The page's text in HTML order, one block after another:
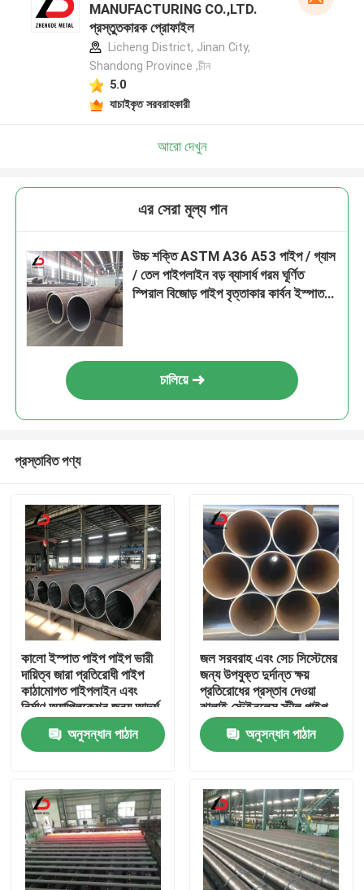
পণ্য
ভিডিও
MANUFACTURING CO.,LTD.
প্রস্তুতকারক প্রোফাইল
Licheng District, Jinan City,
Shandong Province ,চীন
5.0
যাচাইকৃত সরবরাহকারী
আরো দেখুন
এর সেরা মূল্য পান
উচ্চ শক্তি ASTM A36 A53 পাইপ / গ্যাস
/ তেল পাইপলাইন বড় ব্যাসার্ধ গরম ঘূর্ণিত
স্পিরাল বিজোড় পাইপ বৃত্তাকার কার্বন ইস্পাত
চালিয়ে
প্রস্তাবিত পণ্য
কালো ইস্পাত পাইপ পাইপ ভারী
দায়িত্ব জারা প্রতিরোধী পাইপ
কাঠামোগত পাইপলাইন এবং
নির্মাণ অ্যাপ্লিকেশন জন্য আদর্শ
অনুসন্ধান পাঠান
জল সরবরাহ এবং সেচ সিস্টেমের
জন্য উপযুক্ত দুর্দান্ত ক্ষয়
প্রতিরোধের প্রস্তাব দেওয়া
ঝালাই স্টেইনলেস স্টীল পাইপ
অনুসন্ধান পাঠান